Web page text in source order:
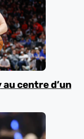
centre d’un